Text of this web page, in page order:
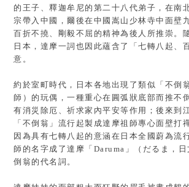
的王子、釋迦牟尼的第二十八代弟子，在南
宗帶入中國，爾後在中國嵩山少林寺中面壁
百折不撓、剛毅不屈的精神為後人所推崇。
日本，達摩一詞也因此蘊含了「七轉八起、
意。
約於室町時代，日本各地出現了類似「不倒
師）的玩偶，一種重心在圓弧狀底部而推不
有消災除厄、祈求家內平安等作用；後來到
「不倒翁」流行起製成達摩祖師專心面壁打
因為具有七轉八起的意涵在日本全國蔚為流
師的名字成了達摩「Daruma」（だるま，
倒翁的代名詞。